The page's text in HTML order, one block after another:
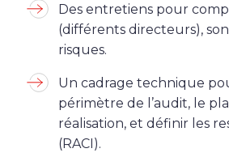
Des entretiens pour
(différents directeurs),
risques.
Un cadrage technique
périmètre de l’audit, le
réalisation, et définir les
(RACI).